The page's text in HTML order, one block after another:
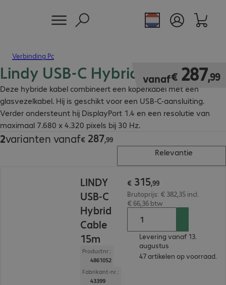
Verbinding Pc
Lindy USB-C Hybrid kabel 8K
Deze hybride kabel combineert een koperkabel met een
glasvezelkabel. Hij is geschikt voor een USB-C-aansluiting.
Verder ondersteunt hij DisplayPort 1.4 en een resolutie van
maximaal 7.680 x 4.320 pixels bij 30 Hz.
vanaf€ 287,99
€ 287,99
2varianten vanaf€ 287,99
€ 287,99
Relevantie
LINDY
USB-C
Hybrid
Cable
15m
Productnr.:
4861052
Fabrikant-nr.:
43399
€ 315,99
Brutoprijs: € 382,35 incl.
€ 66,36 btw
Levering vanaf 13.
augustus
47 artikelen op voorraad.